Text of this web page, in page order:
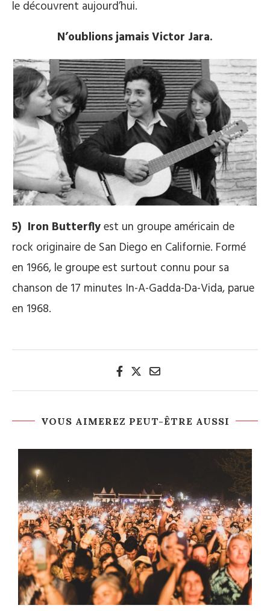
le découvrent aujourd’hui.
N’oublions jamais Victor Jara.
5) Iron Butterflyest un groupe américain de
rock originaire de San Diego en Californie. Formé
en 1966, le groupe est surtout connu pour sa
chanson de 17 minutes In-A-Gadda-Da-Vida, parue
en 1968.
VOUS AIMEREZ PEUT-ÊTRE AUSSI